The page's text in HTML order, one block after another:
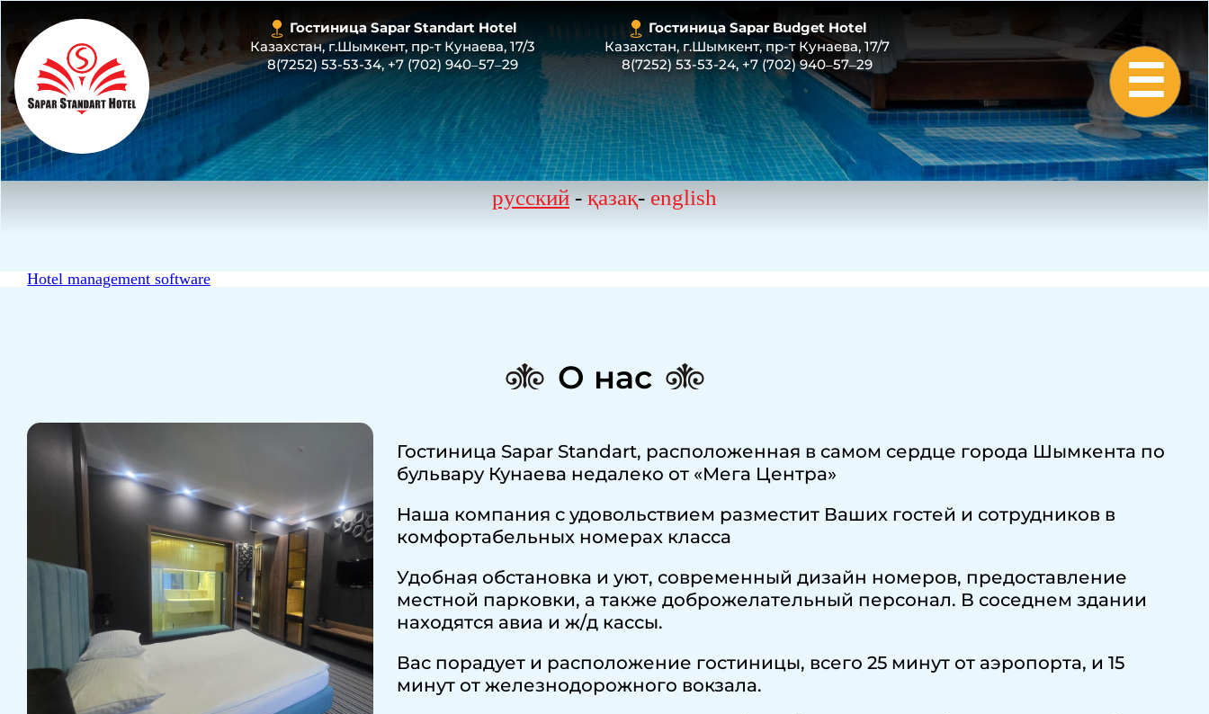
☰
Гостиница Sapar Standart Hotel
Казахстан, г.Шымкент, пр-т Кунаева, 17/3
8(7252) 53-53-34, +7 (702) 940‒57‒29
Гостиница Sapar Budget Hotel
Казахстан, г.Шымкент, пр-т Кунаева, 17/7
8(7252) 53-53-24, +7 (702) 940‒57‒29
русский - қазақ- english
Hotel management software
О нас
Гостиница Sapar Standart, расположенная в самом сердце города Шымкента по
бульвару Кунаева недалеко от «Мега Центра»
Наша компания с удовольствием разместит Ваших гостей и сотрудников в
комфортабельных номерах класса
Удобная обстановка и уют, современный дизайн номеров, предоставление
местной парковки, а также доброжелательный персонал. В соседнем здании
находятся авиа и ж/д кассы.
Вас порадует и расположение гостиницы, всего 25 минут от аэропорта, и 15
минут от железнодорожного вокзала.